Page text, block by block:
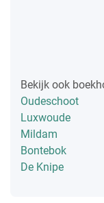
Bekijk ook
Oudeschoot
Luxwoude
Mildam
Bontebok
De Knipe